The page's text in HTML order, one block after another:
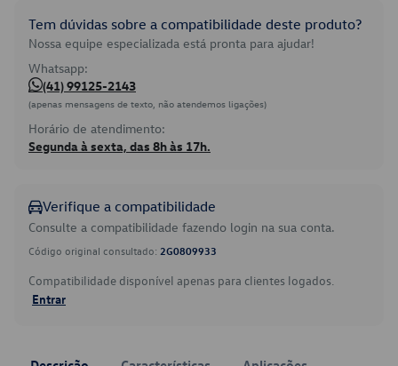
Tem dúvidas sobre a compatibilidade deste produto?
Nossa equipe especializada está pronta para ajudar!
Whatsapp:
(41) 99125-2143
(apenas mensagens de texto, não atendemos ligações)
Horário de atendimento:
Segunda à sexta, das 8h às 17h.
Verifique a compatibilidade
Consulte a compatibilidade fazendo login na sua conta.
Código original consultado: 2G0809933
Compatibilidade disponível apenas para clientes logados.
Entrar